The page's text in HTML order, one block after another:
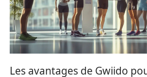
Les avantages de Gwiido